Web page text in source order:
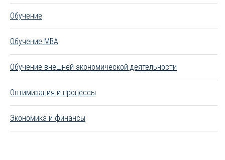
Обучение
Обучение MBA
Обучение внешней экономической деятельности
Оптимизация и процессы
Экономика и финансы